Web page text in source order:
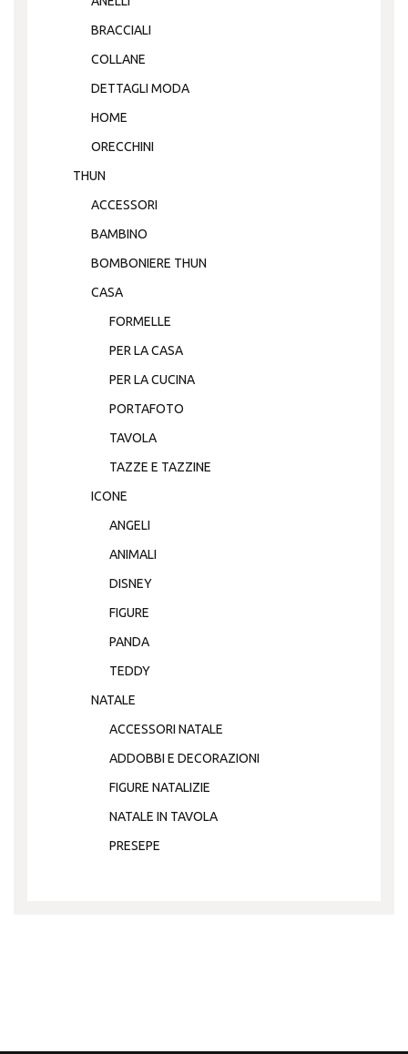
BRACCIALI
COLLANE
DETTAGLI MODA
HOME
ORECCHINI
THUN
ACCESSORI
BAMBINO
BOMBONIERE THUN
CASA
FORMELLE
PER LA CASA
PER LA CUCINA
PORTAFOTO
TAVOLA
TAZZE E TAZZINE
ICONE
ANGELI
ANIMALI
DISNEY
FIGURE
PANDA
TEDDY
NATALE
ACCESSORI NATALE
ADDOBBI E DECORAZIONI
FIGURE NATALIZIE
NATALE IN TAVOLA
PRESEPE